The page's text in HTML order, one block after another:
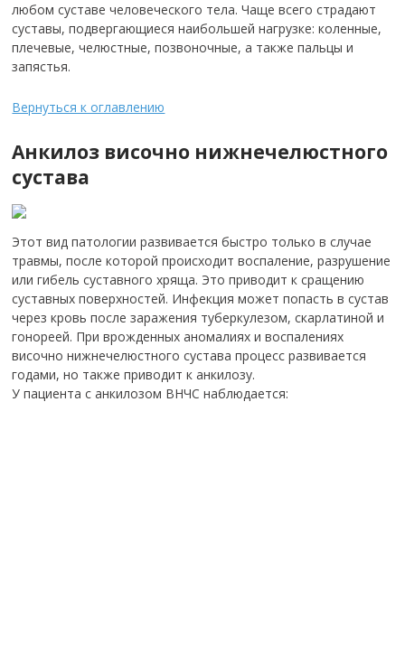
любом суставе человеческого тела. Чаще всего страдают
суставы, подвергающиеся наибольшей нагрузке: коленные,
плечевые, челюстные, позвоночные, а также пальцы и
запястья.
Вернуться к оглавлению
Анкилоз височно нижнечелюстного
сустава
Этот вид патологии развивается быстро только в случае
травмы, после которой происходит воспаление, разрушение
или гибель суставного хряща. Это приводит к сращению
суставных поверхностей. Инфекция может попасть в сустав
через кровь после заражения туберкулезом, скарлатиной и
гонореей. При врожденных аномалиях и воспалениях
височно нижнечелюстного сустава процесс развивается
годами, но также приводит к анкилозу.
У пациента с анкилозом ВНЧС наблюдается: